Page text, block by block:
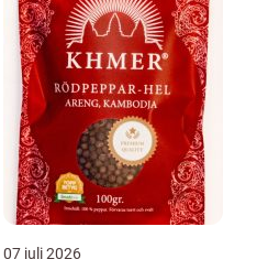
07 juli 2026